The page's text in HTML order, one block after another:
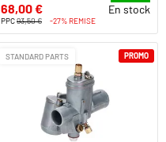
68,00 € En stock
PPC93,50 € -27% REMISE
STANDARD PARTS PROMO